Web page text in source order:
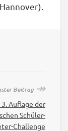
Beitrag ↠
Auflage der
Schüler-
Challenge